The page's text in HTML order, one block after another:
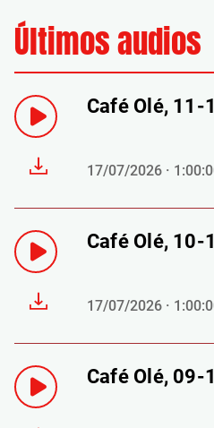
Últimos audios
Café Olé,
17/07/2026 ·
Café Olé,
17/07/2026 ·
Café Olé,